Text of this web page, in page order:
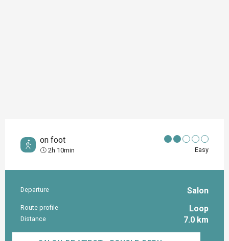
on foot
2h 10min Easy
Practical information
Departure Salon
Route profile Loop
Distance 7.0 km